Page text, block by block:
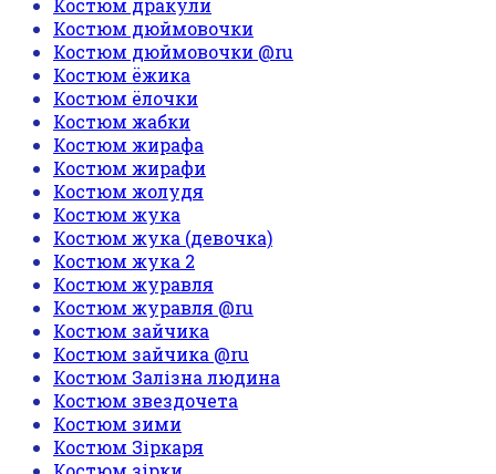
Костюм дракули
Костюм дюймовочки
Костюм дюймовочки @ru
Костюм ёжика
Костюм ёлочки
Костюм жабки
Костюм жирафа
Костюм жирафи
Костюм жолудя
Костюм жука
Костюм жука (девочка)
Костюм жука 2
Костюм журавля
Костюм журавля @ru
Костюм зайчика
Костюм зайчика @ru
Костюм Залізна людина
Костюм звездочета
Костюм зими
Костюм Зіркаря